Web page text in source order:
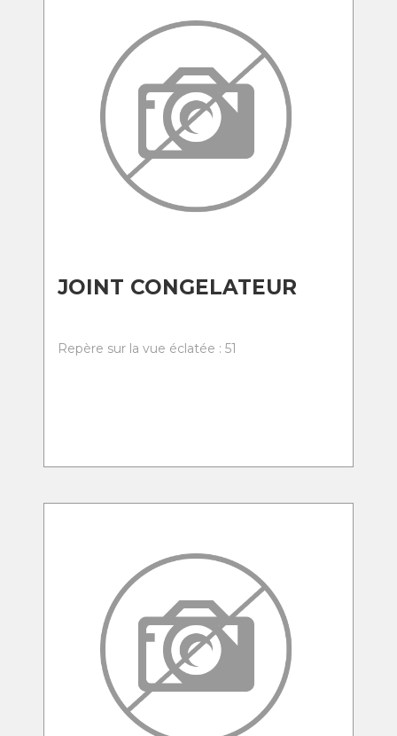
JOINT CONGELATEUR
Repère sur la vue éclatée : 51